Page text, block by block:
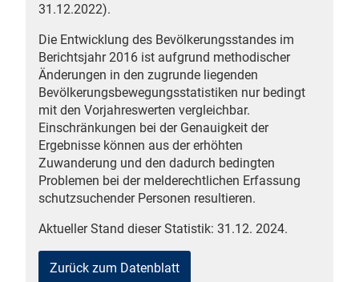
31.12.2022).
Die Entwicklung des Bevölkerungsstandes im
Berichtsjahr 2016 ist aufgrund methodischer
Änderungen in den zugrunde liegenden
Bevölkerungsbewegungsstatistiken nur bedingt
mit den Vorjahreswerten vergleichbar.
Einschränkungen bei der Genauigkeit der
Ergebnisse können aus der erhöhten
Zuwanderung und den dadurch bedingten
Problemen bei der melderechtlichen Erfassung
schutzsuchender Personen resultieren.
Aktueller Stand dieser Statistik: 31.12. 2024.
Zurück zum Datenblatt